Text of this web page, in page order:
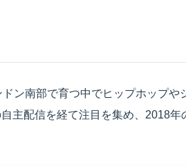
ン南部で育つ中でヒップホップや
主配信を経て注目を集め、2018年